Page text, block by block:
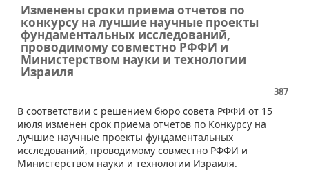
Изменены сроки приема отчетов по
конкурсу на лучшие научные проекты
фундаментальных исследований,
проводимому совместно РФФИ и
Министерством науки и технологии
Израиля
387
В соответствии с решением бюро совета РФФИ от 15
июля изменен срок приема отчетов по Конкурсу на
лучшие научные проекты фундаментальных
исследований, проводимому совместно РФФИ и
Министерством науки и технологии Израиля.